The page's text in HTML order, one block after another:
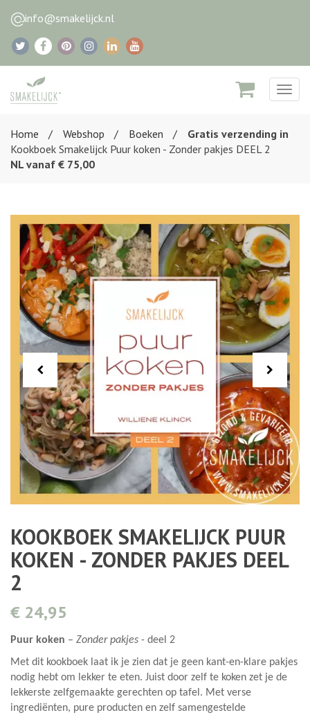
info@smakelijck.nl
Home
Webshop
Boeken
Kookboek Smakelijck Puur koken - Zonder pakjes DEEL 2
Gratis verzending in
NL vanaf € 75,00
KOOKBOEK SMAKELIJCK PUUR
KOKEN - ZONDER PAKJES DEEL
2
€ 24,95
Puur koken – Zonder pakjes - deel 2
Met dit kookboek laat ik je zien dat je geen kant-en-klare pakjes
nodig hebt om lekker te eten. Juist door zelf te koken zet je de
lekkerste zelfgemaakte gerechten op tafel. Met verse
ingrediënten, pure producten en zelf samengestelde